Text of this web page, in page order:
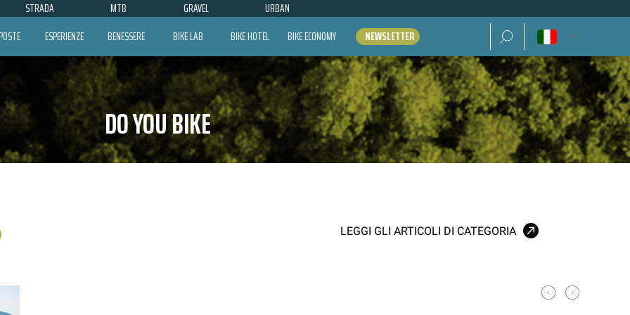
STRADA MTB GRAVEL URBAN
ESPERIENZE BENESSERE BIKE LAB BIKE HOTEL BIKE ECONOMY NEWSLETTER Ricerca per:
DO YOU BIKE
LEGGI GLI ARTICOLI DI CATEGORIA